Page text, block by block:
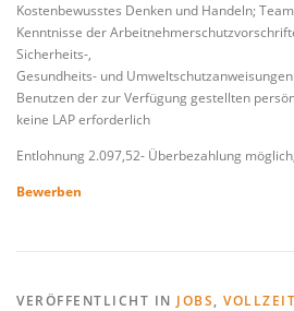
Kostenbewusstes Denken und Handeln;
Kenntnisse der
Sicherheits-,
Gesundheits- und Umweltschutzanweisungen
Benutzen der zur Verfügung gestellten
keine LAP erforderlich
Entlohnung 2.097,52- Überbezahlung
Bewerben
VERÖFFENTLICHT IN JOBS, VOLLZEIT